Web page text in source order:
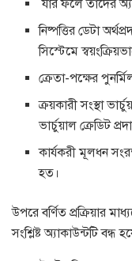
যার ফলে তাদের
নিষ্পত্তির ডেটা
সিস্টেমে
ক্রেতা-পক্ষের
ক্রয়কারী সংস্থা
ভার্চুয়াল ক্রেডিট
কার্যকরী মূলধন
হত।
উপরে বর্ণিত প্রক্রিয়ার
সংশ্লিষ্ট অ্যাকাউন্টটি বন্ধ